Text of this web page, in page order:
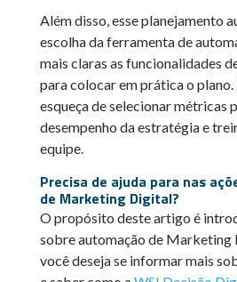
Além disso, esse planejamento
escolha da ferramenta de
mais claras as funcionalidades
para colocar em prática o plano.
esqueça de selecionar métricas
desempenho da estratégia e
equipe.
Precisa de ajuda para nas
de Marketing Digital?
O propósito deste artigo é
sobre automação de Marketing
você deseja se informar mais